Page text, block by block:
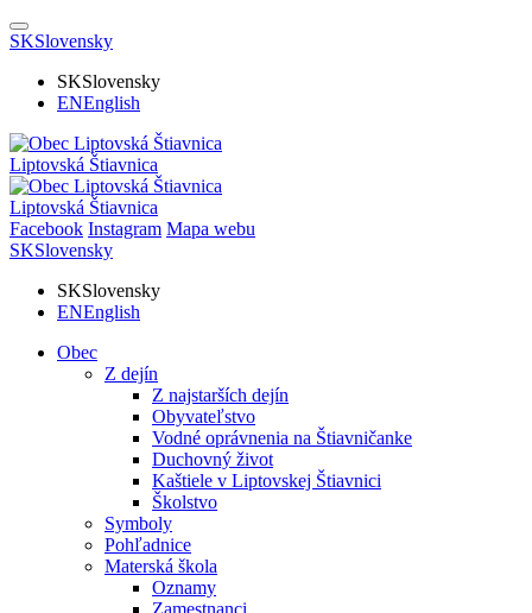
SKSlovensky
SKSlovensky
ENEnglish
Liptovská Štiavnica
Liptovská Štiavnica
Facebook Instagram Mapa webu
SKSlovensky
SKSlovensky
ENEnglish
Obec
Z dejín
Z najstarších dejín
Obyvateľstvo
Vodné oprávnenia na Štiavničanke
Duchovný život
Kaštiele v Liptovskej Štiavnici
Školstvo
Symboly
Pohľadnice
Materská škola
Oznamy
Zamestnanci